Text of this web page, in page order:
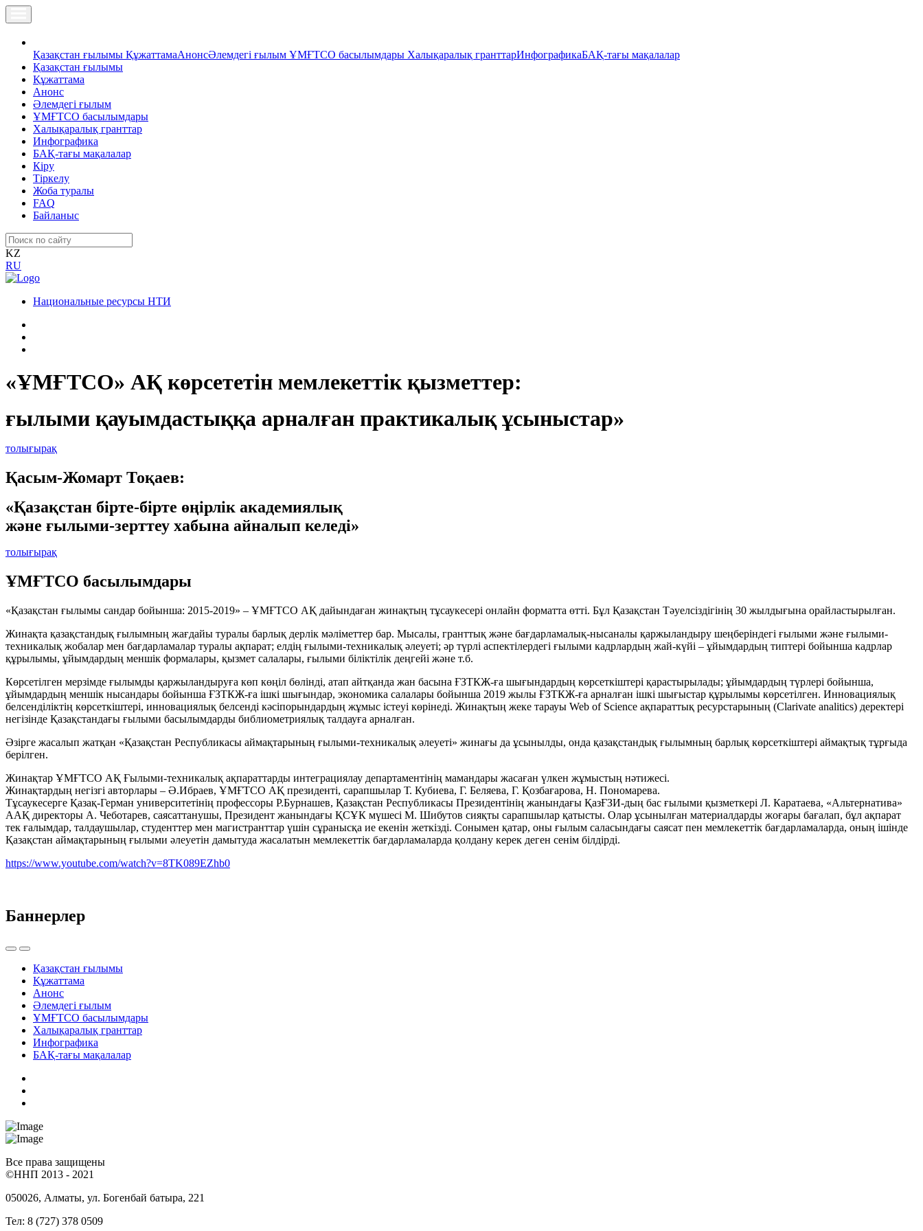
Қазақстан ғылымы ҚұжаттамаАнонсӘлемдегі ғылым ҰМҒТСО басылымдары Халықаралық гранттарИнфографикаБАҚ-тағы мақалалар
Қазақстан ғылымы
Құжаттама
Анонс
Әлемдегі ғылым
ҰМҒТСО басылымдары
Халықаралық гранттар
Инфографика
БАҚ-тағы мақалалар
Кіру
Тіркелу
Жоба туралы
FAQ
Байланыс
KZ
RU
Национальные ресурсы НТИ
«ҰМҒТСО» АҚ көрсететін мемлекеттік қызметтер:
ғылыми қауымдастыққа арналған практикалық ұсыныстар»
толығырақ
Қасым-Жомарт Тоқаев:
«Қазақстан бірте-бірте өңірлік академиялық
және ғылыми-зерттеу хабына айналып келеді»
толығырақ
ҰМҒТСО басылымдары
«Қазақстан ғылымы сандар бойынша: 2015-2019» – ҰМҒТСО АҚ дайындаған жинақтың тұсаукесері онлайн форматта өтті. Бұл Қазақстан Тәуелсіздігінің 30 жылдығына орайластырылған.
Жинақта қазақстандық ғылымның жағдайы туралы барлық дерлік мәліметтер бар. Мысалы, гранттық және бағдарламалық-нысаналы қаржыландыру шеңберіндегі ғылыми және ғылыми-
техникалық жобалар мен бағдарламалар туралы ақпарат; елдің ғылыми-техникалық әлеуеті; әр түрлі аспектілердегі ғылыми кадрлардың жай-күйі – ұйымдардың типтері бойынша кадрлар
құрылымы, ұйымдардың меншік формалары, қызмет салалары, ғылыми біліктілік деңгейі және т.б.
Көрсетілген мерзімде ғылымды қаржыландыруға көп көңіл бөлінді, атап айтқанда жан басына ҒЗТКЖ-ға шығындардың көрсеткіштері қарастырылады; ұйымдардың түрлері бойынша,
ұйымдардың меншік нысандары бойынша ҒЗТКЖ-ға ішкі шығындар, экономика салалары бойынша 2019 жылы ҒЗТКЖ-ға арналған ішкі шығыстар құрылымы көрсетілген. Инновациялық
белсенділіктің көрсеткіштері, инновациялық белсенді кәсіпорындардың жұмыс істеуі көрінеді. Жинақтың жеке тарауы Web of Science ақпараттық ресурстарының (Clarivate analitics) деректері
негізінде Қазақстандағы ғылыми басылымдарды библиометриялық талдауға арналған.
Әзірге жасалып жатқан «Қазақстан Республикасы аймақтарының ғылыми-техникалық әлеуеті» жинағы да ұсынылды, онда қазақстандық ғылымның барлық көрсеткіштері аймақтық тұрғыда
берілген.
Жинақтар ҰМҒТСО АҚ Ғылыми-техникалық ақпараттарды интеграциялау департаментінің мамандары жасаған үлкен жұмыстың нәтижесі.
Жинақтардың негізгі авторлары – Ә.Ибраев, ҰМҒТСО АҚ президенті, сарапшылар Т. Кубиева, Г. Беляева, Г. Қозбағарова, Н. Пономарева.
Тұсаукесерге Қазақ-Герман университетінің профессоры Р.Бурнашев, Қазақстан Республикасы Президентінің жанындағы ҚазҒЗИ-дың бас ғылыми қызметкері Л. Каратаева, «Альтернатива»
ААҚ директоры А. Чеботарев, саясаттанушы, Президент жанындағы ҚСҰК мүшесі М. Шибутов сияқты сарапшылар қатысты. Олар ұсынылған материалдарды жоғары бағалап, бұл ақпарат
тек ғалымдар, талдаушылар, студенттер мен магистранттар үшін сұранысқа ие екенін жеткізді. Сонымен қатар, оны ғылым саласындағы саясат пен мемлекеттік бағдарламаларда, оның ішінде
Қазақстан аймақтарының ғылыми әлеуетін дамытуда жасалатын мемлекеттік бағдарламаларда қолдану керек деген сенім білдірді.
https://www.youtube.com/watch?v=8TK089EZhb0
Баннерлер
Қазақстан ғылымы
Құжаттама
Анонс
Әлемдегі ғылым
ҰМҒТСО басылымдары
Халықаралық гранттар
Инфографика
БАҚ-тағы мақалалар
Все права защищены
©ННП 2013 - 2021
050026, Алматы, ул. Богенбай батыра, 221
Тел: 8 (727) 378 0509